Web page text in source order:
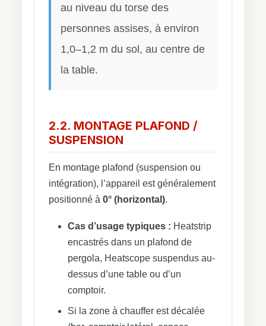
au niveau du torse des
personnes assises, à environ
1,0–1,2 m du sol, au centre de
la table.
2.2. MONTAGE PLAFOND /
SUSPENSION
En montage plafond (suspension ou
intégration), l’appareil est généralement
positionné à 0° (horizontal).
Cas d’usage typiques : Heatstrip
encastrés dans un plafond de
pergola, Heatscope suspendus au-
dessus d’une table ou d’un
comptoir.
Si la zone à chauffer est décalée